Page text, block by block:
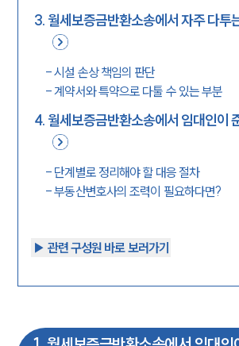
3. 월세보증금반환소송에서 자주 다투
-시설 손상 책임의 판단
-계약서와 특약으로 다툴 수 있는 부분
4. 월세보증금반환소송에서 임대인이
- 단계별로 정리해야 할 대응 절차
-부동산변호사의 조력이 필요하다면?
▶︎ 관련 구성원 바로 보러가기